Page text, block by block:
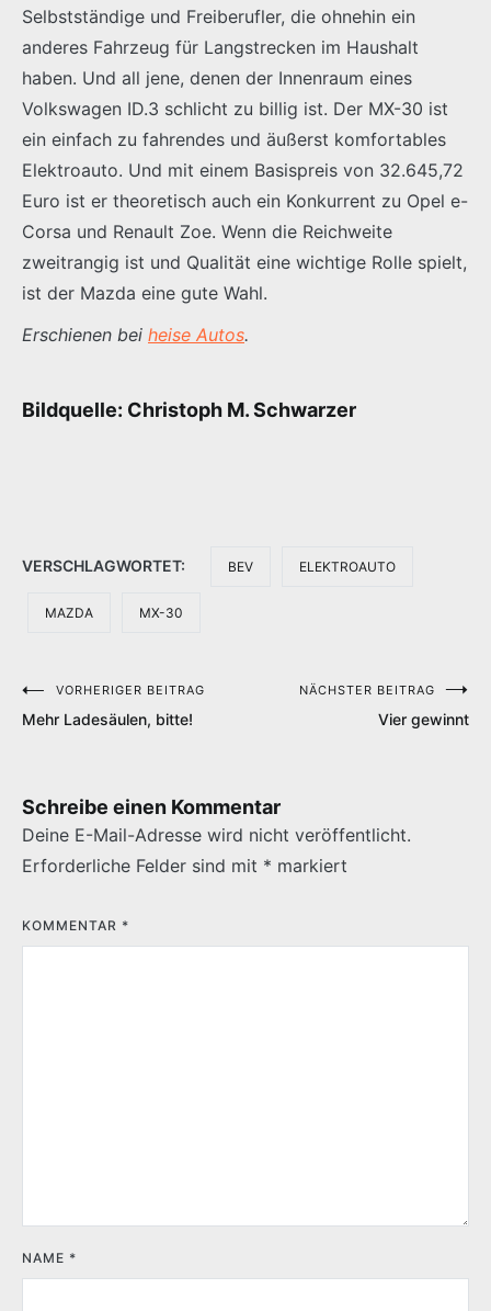
Selbstständige und Freiberufler, die ohnehin ein
anderes Fahrzeug für Langstrecken im Haushalt
haben. Und all jene, denen der Innenraum eines
Volkswagen ID.3 schlicht zu billig ist. Der MX-30 ist
ein einfach zu fahrendes und äußerst komfortables
Elektroauto. Und mit einem Basispreis von 32.645,72
Euro ist er theoretisch auch ein Konkurrent zu Opel e-
Corsa und Renault Zoe. Wenn die Reichweite
zweitrangig ist und Qualität eine wichtige Rolle spielt,
ist der Mazda eine gute Wahl.
Erschienen bei heise Autos.
Bildquelle: Christoph M. Schwarzer
VERSCHLAGWORTET: BEV ELEKTROAUTO
MAZDA MX-30
Beitragsnavigation
VORHERIGER BEITRAG
Mehr Ladesäulen, bitte!
NÄCHSTER BEITRAG
Vier gewinnt
Schreibe einen Kommentar
Deine E-Mail-Adresse wird nicht veröffentlicht.
Erforderliche Felder sind mit * markiert
KOMMENTAR *
NAME *